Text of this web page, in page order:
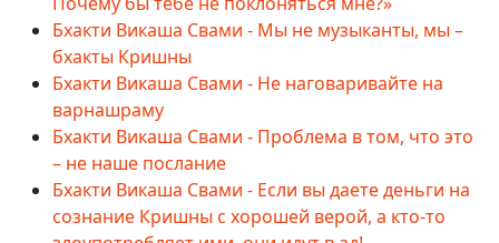
Бхакти Викаша Свами - Мы не музыканты, мы –
бхакты Кришны
Бхакти Викаша Свами - Не наговаривайте на
варнашраму
Бхакти Викаша Свами - Проблема в том, что это
– не наше послание
Бхакти Викаша Свами - Если вы даете деньги на
сознание Кришны с хорошей верой, а кто-то